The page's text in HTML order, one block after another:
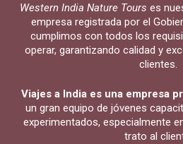
Western India Nature Tours es
empresa registrada por el
cumplimos con todos los
operar, garantizando calidad y
clientes.
Viajes a India es una empresa
un gran equipo de jóvenes
experimentados, especialmente
trato al